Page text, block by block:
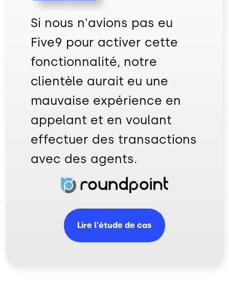
Si nous n'avions pas eu
Five9 pour activer cette
fonctionnalité, notre
clientèle aurait eu une
mauvaise expérience en
appelant et en voulant
effectuer des transactions
avec des agents.
Image
Lire l'étude de cas